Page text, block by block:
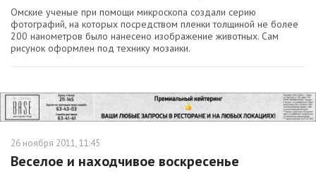
Омские ученые при помощи микроскопа создали серию
фотографий, на которых посредством пленки толщиной не более
200 нанометров было нанесено изображение животных. Сам
рисунок оформлен под технику мозаики.
26 ноября 2011, 11:45
Веселое и находчивое воскресенье